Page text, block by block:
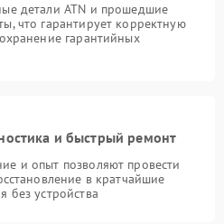
детали ATN и прошедшие
что гарантирует корректную
гарантийных
и быстрый ремонт
и опыт позволяют провести
в кратчайшие
без устройства